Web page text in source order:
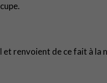
renvoient de ce fait à la